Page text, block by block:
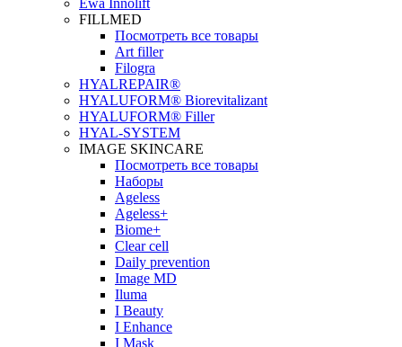
Ewa Innolift
FILLMED
Посмотреть все товары
Art filler
Filogra
НYALREPAIR®
HYALUFORM® Biorevitalizant
HYALUFORM® Filler
HYAL-SYSTEM
IMAGE SKINCARE
Посмотреть все товары
Наборы
Ageless
Ageless+
Biome+
Clear cell
Daily prevention
Image MD
Iluma
I Beauty
I Enhance
I Mask